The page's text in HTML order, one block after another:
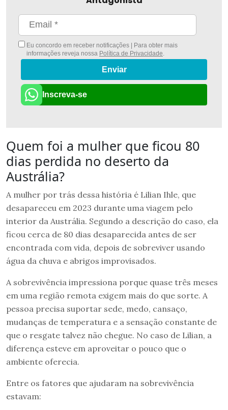
Eu concordo em receber notificações | Para obter mais
informações reveja nossa Política de Privacidade
Enviar
Inscreva-se
Quem foi a mulher que ficou 80
dias perdida no deserto da
Austrália?
A mulher por trás dessa história é Lilian Ihle, que
desapareceu em 2023 durante uma viagem pelo
interior da Austrália. Segundo a descrição do caso, ela
ficou cerca de 80 dias desaparecida antes de ser
encontrada com vida, depois de sobreviver usando
água da chuva e abrigos improvisados.
A sobrevivência impressiona porque quase três meses
em uma região remota exigem mais do que sorte. A
pessoa precisa suportar sede, medo, cansaço,
mudanças de temperatura e a sensação constante de
que o resgate talvez não chegue. No caso de Lilian, a
diferença esteve em aproveitar o pouco que o
ambiente oferecia.
Entre os fatores que ajudaram na sobrevivência
estavam: